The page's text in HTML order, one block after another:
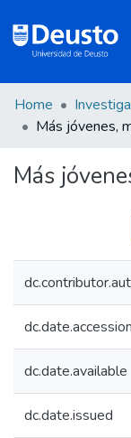
DeustoTeka
Communities
All of DSpace
Policies
Home
Más jóvenes,
Más
dc.date.available
dc.date.issued